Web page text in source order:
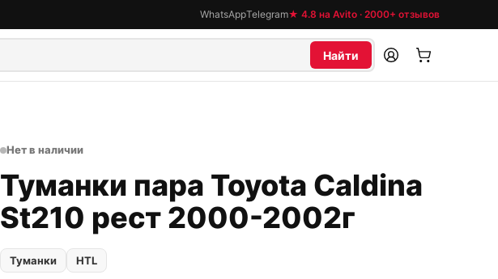
WhatsAppTelegram★ 4.8 на Avito · 2000+ отзывов
Найти
Нет в наличии
Туманки пара Toyota Caldina
St210 рест 2000-2002г
Туманки HTL